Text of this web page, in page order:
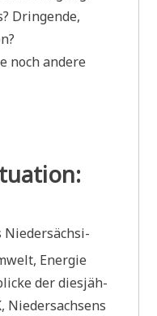
Drin­gen­de,
noch ande­re
Nie­der­säch­si­
Ener­gie
der dies­jäh­
Nie­der­sach­sens